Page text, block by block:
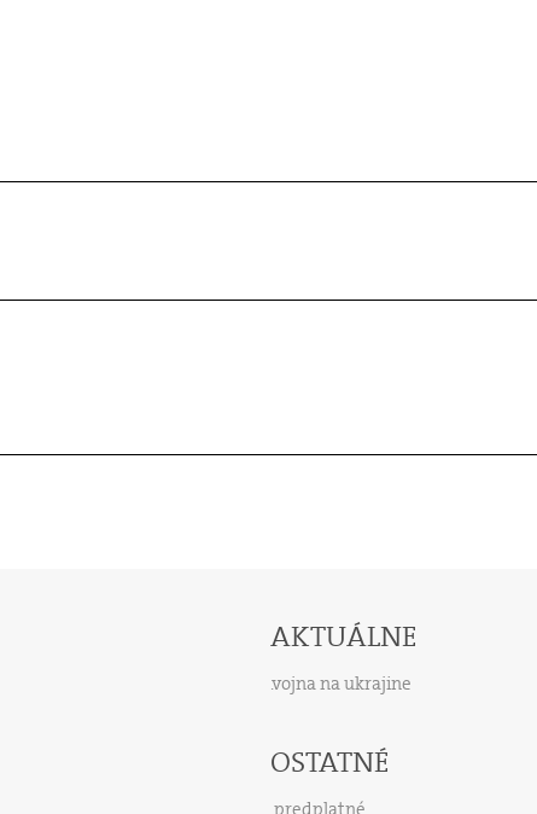
AKTUÁLNE
vojna na ukrajine
OSTATNÉ
predplatné